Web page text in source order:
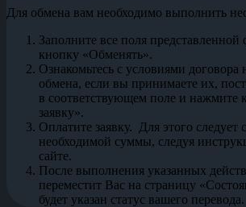
Для обмена вам необходимо выполнить
Заполните все поля
кнопку «Обменять».
Ознакомьтесь с условиями договора
обмена, если вы принимаете их,
в соответствующем поле и нажмите
заявку».
Оплатите заявку. Для этого следует
необходимой суммы, следуя
сайте.
После выполнения указанных
переместит Вас на страницу
будет указан статус вашего перевода.